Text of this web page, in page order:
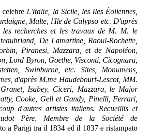
celebre L'Italie, la Sicile, les Iles Éoliennes,
Malte, l'Ile de Calypso etc. D'après
les recherches et les travaux de M. M. le
De Lamartine, Raoul-Rochette,
Piranesi, Mazzara, et de Napoléon,
Lord Byron, Goethe, Visconti, Cicognara,
Swinburne, etc. Sites, Monumens,
d'après M.me Haudebourt-Lescot, MM.
Granet, Isabey, Ciceri, Mazzara, le Major
Cooke, Gell et Gandy, Pinelli, Ferrari,
d'autres artistes italiens. Recueillis et
Père, Membre de la Société de
a Parigi tra il 1834 ed il 1837 e ristampato